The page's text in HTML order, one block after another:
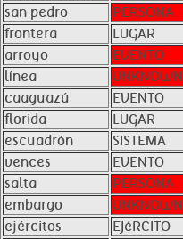
san pedro
PERSONA
frontera
LUGAR
arroyo
EVENTO
línea
UNKNOWN
caaguazú
EVENTO
florida
LUGAR
escuadrón
SISTEMA
vences
EVENTO
salta
PERSONA
embargo
UNKNOWN
ejércitos
EJéRCITO